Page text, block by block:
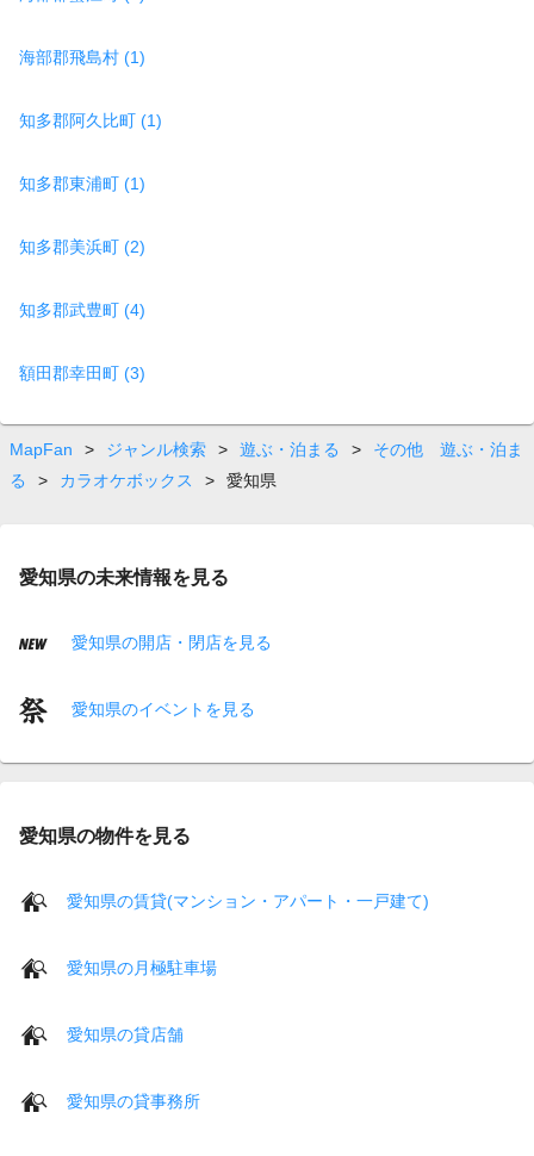
海部郡飛島村 (1)
知多郡阿久比町 (1)
知多郡東浦町 (1)
知多郡美浜町 (2)
知多郡武豊町 (4)
額田郡幸田町 (3)
MapFan > ジャンル検索 > 遊ぶ・泊まる >
その他 遊ぶ・泊ま
る
> カラオケボックス > 愛知県
愛知県の未来情報を見る
愛知県の開店・閉店を見る
愛知県のイベントを見る
愛知県の物件を見る
愛知県の賃貸(マンション・アパート・一戸建て)
愛知県の月極駐車場
愛知県の貸店舗
愛知県の貸事務所